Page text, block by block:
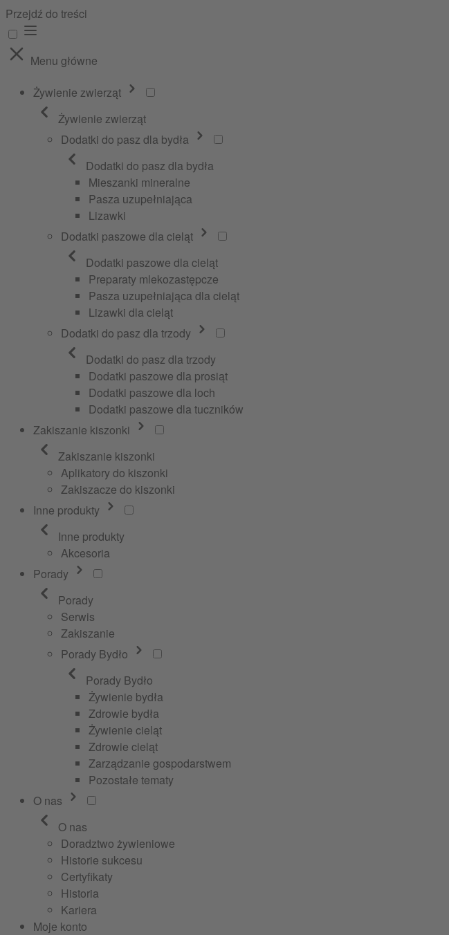
Przejdź do treści
Menu główne
Żywienie zwierząt
Żywienie zwierząt
Dodatki do pasz dla bydła
Dodatki do pasz dla bydła
Mieszanki mineralne
Pasza uzupełniająca
Lizawki
Dodatki paszowe dla cieląt
Dodatki paszowe dla cieląt
Preparaty mlekozastępcze
Pasza uzupełniająca dla cieląt
Lizawki dla cieląt
Dodatki do pasz dla trzody
Dodatki do pasz dla trzody
Dodatki paszowe dla prosiąt
Dodatki paszowe dla loch
Dodatki paszowe dla tuczników
Zakiszanie kiszonki
Zakiszanie kiszonki
Aplikatory do kiszonki
Zakiszacze do kiszonki
Inne produkty
Inne produkty
Akcesoria
Porady
Porady
Serwis
Zakiszanie
Porady Bydło
Porady Bydło
Żywienie bydła
Zdrowie bydła
Żywienie cieląt
Zdrowie cieląt
Zarządzanie gospodarstwem
Pozostałe tematy
O nas
O nas
Doradztwo żywieniowe
Historie sukcesu
Certyfikaty
Historia
Kariera
Moje konto